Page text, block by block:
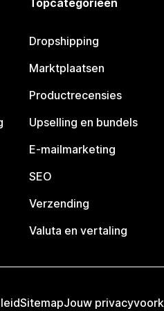
Topcategorieën
Dropshipping
Marktplaatsen
Productrecensies
Upselling en bundels
E-mailmarketing
SEO
Verzending
Valuta en vertaling
SitemapJouw